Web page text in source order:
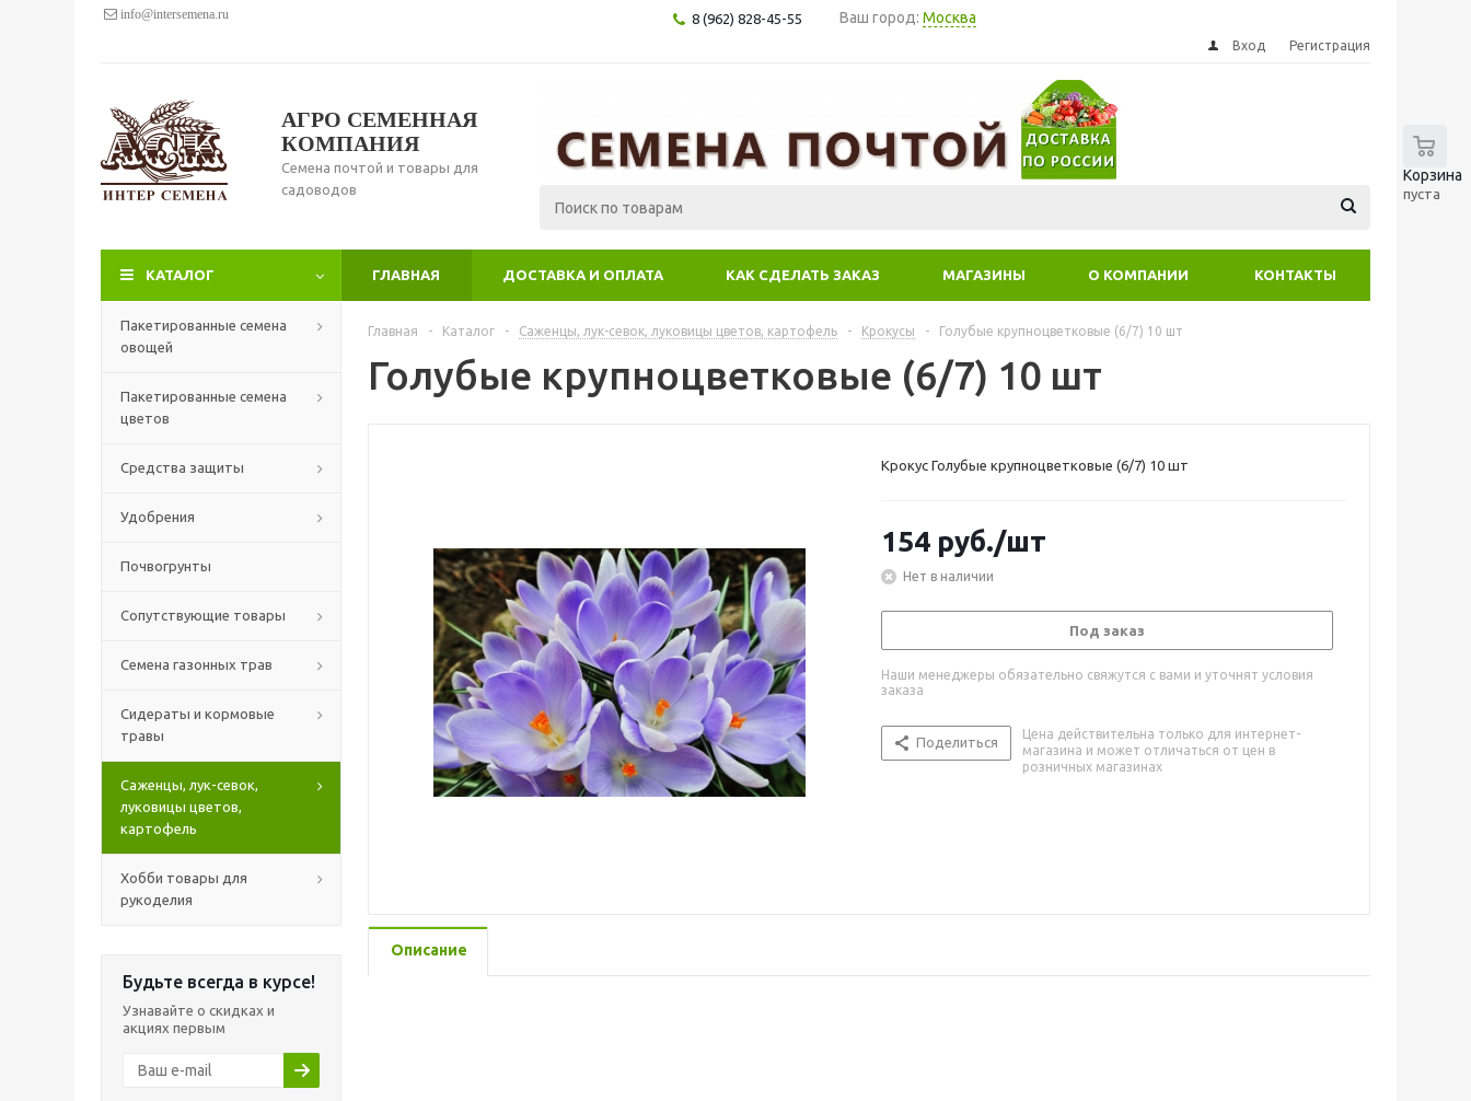
info@intersemena.ru 8 (962) 828-45-55 Ваш город: Москва
Вход Регистрация
АГРО СЕМЕННАЯ
КОМПАНИЯ
Семена почтой и товары для
садоводов
Корзина
пуста
КАТАЛОГ ГЛАВНАЯ ДОСТАВКА И ОПЛАТА КАК СДЕЛАТЬ ЗАКАЗ МАГАЗИНЫ О КОМПАНИИ КОНТАКТЫ
Пакетированные семена
овощей
Пакетированные семена
цветов
Средства защиты
Удобрения
Почвогрунты
Сопутствующие товары
Семена газонных трав
Сидераты и кормовые
травы
Саженцы, лук-севок,
луковицы цветов,
картофель
Хобби товары для
рукоделия
Будьте всегда в курсе!
Узнавайте о скидках и
акциях первым
Главная - Каталог - Саженцы, лук-севок, луковицы цветов, картофель - Крокусы - Голубые крупноцветковые (6/7) 10 шт
Голубые крупноцветковые (6/7) 10 шт
Крокус Голубые крупноцветковые (6/7) 10 шт
154 руб./шт
Нет в наличии
Под заказ
Наши менеджеры обязательно свяжутся с вами и уточнят условия
заказа
Поделиться
Цена действительна только для интернет-
магазина и может отличаться от цен в
розничных магазинах
Описание